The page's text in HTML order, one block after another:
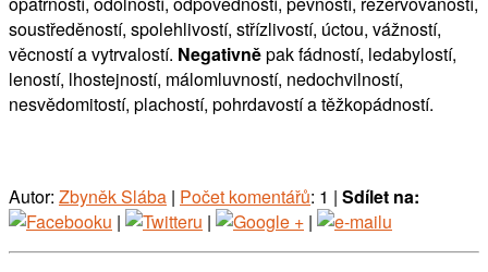
soustředěností, spolehlivostí, střízlivostí, úctou, vážností,
věcností a vytrvalostí. Negativněpak fádností, ledabylostí,
leností, lhostejností, málomluvností, nedochvilností,
nesvědomitostí, plachostí, pohrdavostí a těžkopádností.
Autor: Zbyněk Slába | Počet komentářů: 1 | Sdílet na:
|
| |